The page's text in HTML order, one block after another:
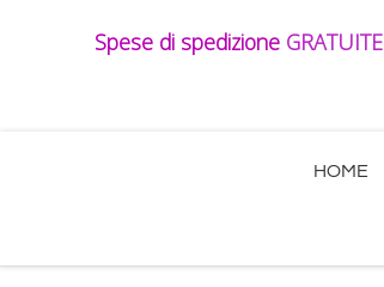
Spese di spedizione GRATUITE
HOME